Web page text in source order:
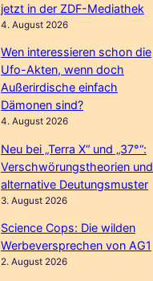
jetzt in der ZDF-Mediathek
4. August 2026
Wen interessieren schon die
Ufo-Akten, wenn doch
Außerirdische einfach
Dämonen sind?
4. August 2026
Neu bei „Terra X“ und „37°“:
Verschwörungstheorien und
alternative Deutungsmuster
3. August 2026
Science Cops: Die wilden
Werbeversprechen von AG1
2. August 2026